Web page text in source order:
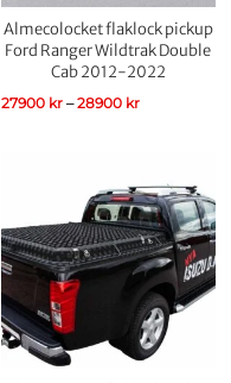
Almecolocket flaklock pickup
Ford Ranger Wildtrak Double
Cab 2012-2022
27900 kr – 28900 kr
till
25200 kr